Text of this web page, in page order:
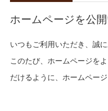
ホームページを公
いつもご利用いただき、誠
このたび、ホームページを
だけるように、ホームページ